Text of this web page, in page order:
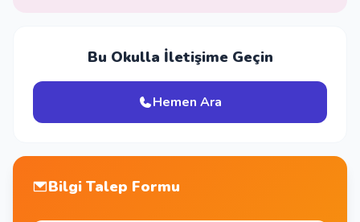
Bu Okulla İletişime Geçin
Hemen Ara
Bilgi Talep Formu